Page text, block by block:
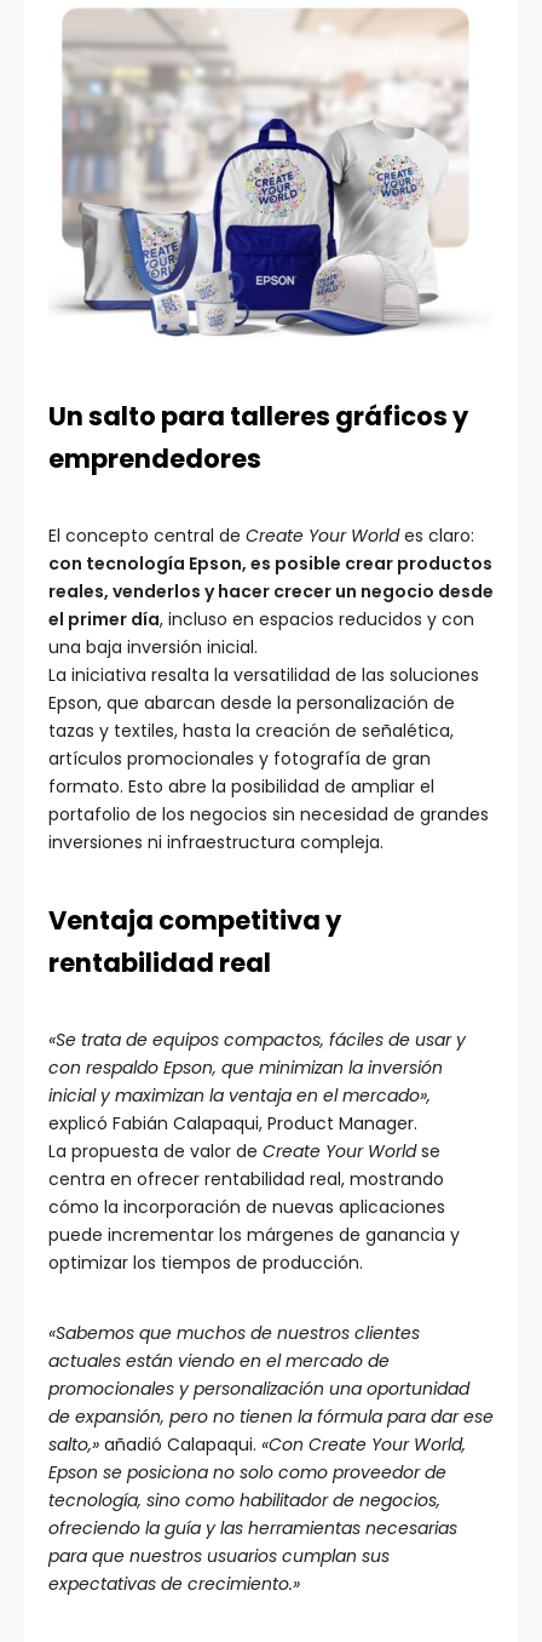
Un salto para talleres gráficos y
emprendedores
El concepto central de Create Your Worldes claro:
con tecnología Epson, es posible crear productos
reales, venderlos y hacer crecer un negocio desde
el primer día, incluso en espacios reducidos y con
una baja inversión inicial.
La iniciativa resalta la versatilidad de las soluciones
Epson, que abarcan desde la personalización de
tazas y textiles, hasta la creación de señalética,
artículos promocionales y fotografía de gran
formato. Esto abre la posibilidad de ampliar el
portafolio de los negocios sin necesidad de grandes
inversiones ni infraestructura compleja.
Ventaja competitiva y
rentabilidad real
«Se trata de equipos compactos, fáciles de usar y
con respaldo Epson, que minimizan la inversión
inicial y maximizan la ventaja en el mercado»,
explicó Fabián Calapaqui, Product Manager.
La propuesta de valor de Create Your Worldse
centra en ofrecer rentabilidad real, mostrando
cómo la incorporación de nuevas aplicaciones
puede incrementar los márgenes de ganancia y
optimizar los tiempos de producción.
«Sabemos que muchos de nuestros clientes
actuales están viendo en el mercado de
promocionales y personalización una oportunidad
de expansión, pero no tienen la fórmula para dar ese
salto,» añadió Calapaqui. «Con Create Your World,
Epson se posiciona no solo como proveedor de
tecnología, sino como habilitador de negocios,
ofreciendo la guía y las herramientas necesarias
para que nuestros usuarios cumplan sus
expectativas de crecimiento.»